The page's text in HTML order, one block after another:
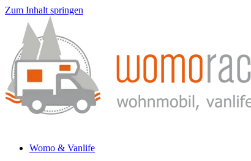
Zum Inhalt springen
Womo & Vanlife